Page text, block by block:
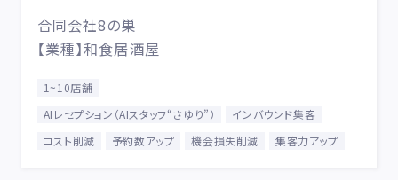
合同会社8の巣
【業種】和食居酒屋
1~10店舗
AIレセプション（AIスタッフ“さゆり”）
インバウンド集客
コスト削減
予約数アップ 機会損失削減 集客力アップ